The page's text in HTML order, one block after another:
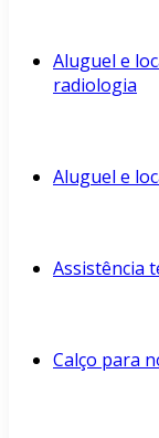
Aluguel e
radiologia
Aluguel e
Assistência
Calço para